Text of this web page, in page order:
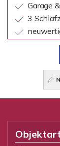
Garage
3